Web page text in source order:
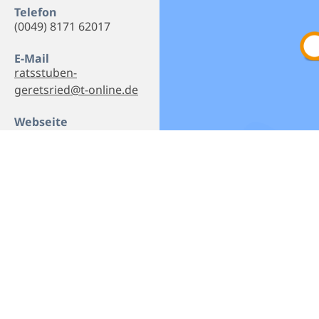
Telefon
(0049) 8171 62017
E-Mail
ratsstuben-
geretsried@t-online.de
Webseite